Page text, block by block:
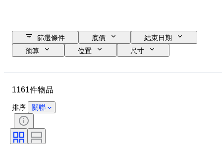
篩選條件 底價
結束日期
预算
位置
尺寸
狀態
標題
版
出售者：
自鳴鐘
1161件物品
排序 關聯